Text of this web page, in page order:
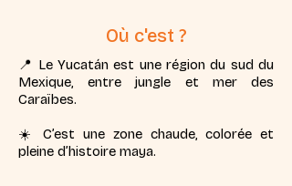
Où c'est ?
📍 Le Yucatán est une région du sud du
Mexique, entre jungle et mer des
Caraïbes.
☀️ C’est une zone chaude, colorée et
pleine d’histoire maya.